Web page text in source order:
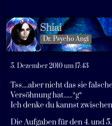
Shiai
Dr. Psycho Angi
5. Dezember 2010 um 17:43
Tss....aber nicht das sie
Versöhnung hat......*g*
Ich denke du kannst
Die Aufgaben für den 4. und